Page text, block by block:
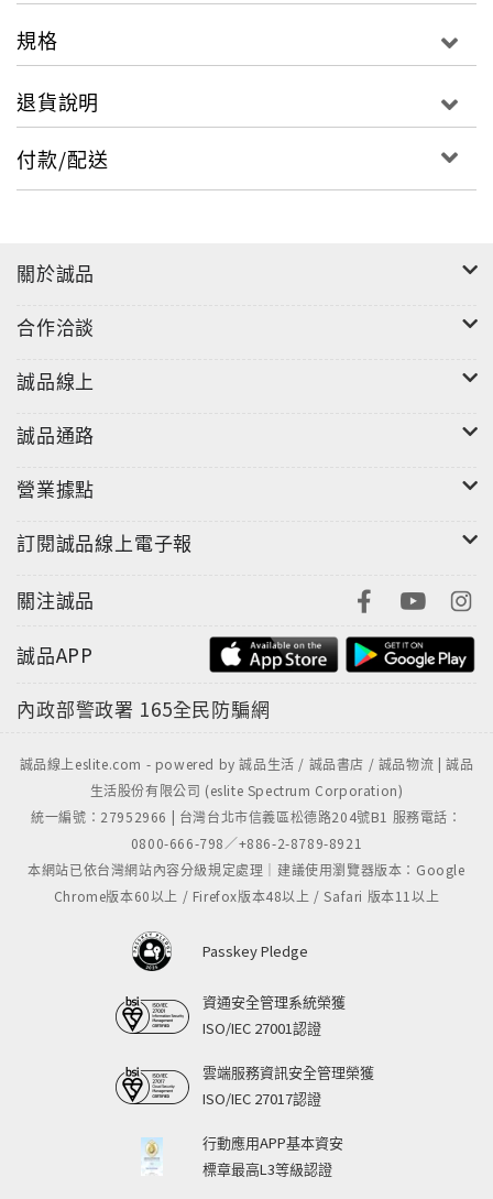
尺！ ● 太陽其實並不在太陽系中央，而是會畫圈規律移
動？你以為太陽總是固定待在太陽系的正中央嗎？誤會
大了，太陽可沒這麼文靜，它受到眾多行星夥伴的重力
影響，在太陽系舞池裡繞著複雜的環圈舞動，還不時變
換著舞步呢！● 太陽黑子和太陽之間到底有什麼關係，
竟會定期形成蝴蝶狀的軌跡？ 太陽黑子可不是隨意出現
來，太陽黑子是一種跟太陽有關的「磁現象」。● 真的
古怪的不明飛行物體，但通常問幾個問題、用一點推理
是否規律閃爍？真相可能只是一架剛起飛的飛機，或者
樣子？電波天文學家曾經朝梅西爾13球狀星團方向，放
DNA雙螺旋圖像，以及氫、碳、氮、氧、磷等重要元素
符號。● 為什麼美國太空總署要追蹤地球軌道上超過10
公分大小的物體？ 沒掉下來的太空垃圾，會在地球周圍
以時速28000公里的高速移動！至今美國航太總署仍持
續追蹤低空地球軌道上超過10公分大小的物體，因為這
小垃圾很可能會讓整座太空站停擺！◎第一本宇宙視覺
資訊圖表專書本書是第一本宇宙視覺資訊圖表專書，由
兩位專業天體物理學家執筆寫成，集結最新天文研究成
晰易懂、陌生的太空知識變得趣味橫生，展現最前沿的
太空發現！宇宙擁有比太陽大一千七百倍的恆星，還有
成千上萬星系和數不清的大自然最壯闊尺度之展現。在
這片浩瀚無垠的暗物質當中，一切都有可能成真：那裡
有能夠看到南極最深層的望遠鏡；有機器人探險家英勇
前行，著手探勘火星；有熔岩湖泊和碳氫化合物湖泊，
甚至還有能夠支持其他文明的行星！視覺資訊圖表的強
大資訊整合力，讓這難以想像的一切，以撼動人心的獨
生活，到最近發現的新星球，逐步踏入太陽系以外的世
探究太空的祕密吧！
規格
退貨說明
付款/配送
關於誠品
合作洽談
誠品線上
誠品通路
營業據點
訂閱誠品線上電子報
關注誠品
誠品APP
內政部警政署 165全民防騙網
誠品線上eslite.com - powered by 誠品生活 / 誠品書店 / 誠品物流 | 誠品
生活股份有限公司 (eslite Spectrum Corporation)
統一編號：27952966 | 台灣台北市信義區松德路204號B1 服務電話：
0800-666-798／+886-2-8789-8921
本網站已依台灣網站內容分級規定處理｜建議使用瀏覽器版本：Google
Chrome版本60以上 / Firefox版本48以上 / Safari 版本11以上
Passkey Pledge
資通安全管理系統榮獲
ISO/IEC 27001認證
雲端服務資訊安全管理榮獲
ISO/IEC 27017認證
行動應用APP基本資安
標章最高L3等級認證